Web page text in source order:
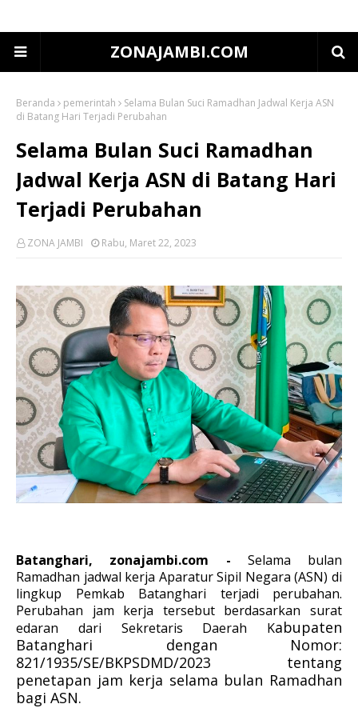
ZONAJAMBI.COM
Beranda pemerintah
Selama Bulan Suci Ramadhan Jadwal Kerja ASN
di Batang Hari Terjadi Perubahan
Selama Bulan Suci Ramadhan
Jadwal Kerja ASN di Batang Hari
Terjadi Perubahan
ZONA JAMBI Rabu, Maret 22, 2023
Batanghari, zonajambi.com - Selama bulan
Ramadhan jadwal kerja Aparatur Sipil Negara (ASN) di
lingkup Pemkab Batanghari terjadi perubahan.
Perubahan jam kerja tersebut berdasarkan surat
edaran dari Sekretaris Daerah Kabupaten
Batanghari dengan Nomor:
821/1935/SE/BKPSDMD/2023 tentang
penetapan jam kerja selama bulan Ramadhan
bagi ASN.